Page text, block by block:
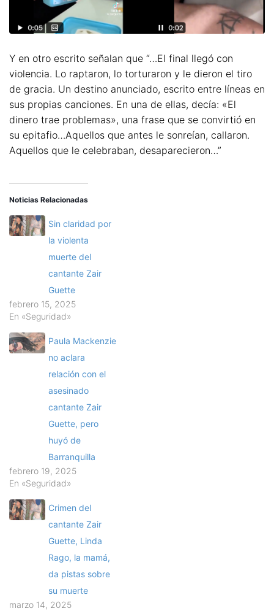
Y en otro escrito señalan que “…El final llegó con
violencia. Lo raptaron, lo torturaron y le dieron el tiro
de gracia. Un destino anunciado, escrito entre líneas en
sus propias canciones. En una de ellas, decía: «El
dinero trae problemas», una frase que se convirtió en
su epitafio…Aquellos que antes le sonreían, callaron.
Aquellos que le celebraban, desaparecieron…”
Noticias Relacionadas
Sin claridad por
la violenta
muerte del
cantante Zair
Guette
febrero 15, 2025
En «Seguridad»
Paula Mackenzie
no aclara
relación con el
asesinado
cantante Zair
Guette, pero
huyó de
Barranquilla
febrero 19, 2025
En «Seguridad»
Crimen del
cantante Zair
Guette, Linda
Rago, la mamá,
da pistas sobre
su muerte
marzo 14, 2025